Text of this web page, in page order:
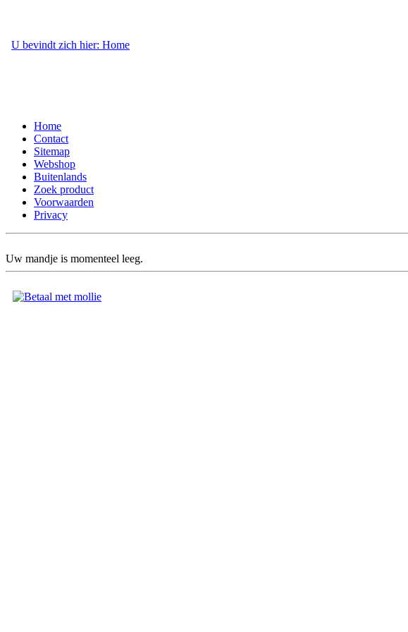
U bevindt zich hier: Home
Home
Contact
Sitemap
Webshop
Buitenlands
Zoek product
Voorwaarden
Privacy
Uw mandje is momenteel leeg.